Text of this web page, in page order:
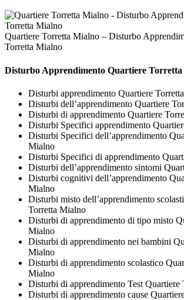
Quartiere Torretta Mialno – Disturbo
Torretta Mialno
Disturbo Apprendimento Quartiere
Disturbi apprendimento Quartiere
Disturbi dell’apprendimento Quartiere
Disturbi di apprendimento Quartiere
Disturbi Specifici apprendimento
Disturbi Specifici dell’apprendimento
Mialno
Disturbi Specifici di apprendimento
Disturbi dell’apprendimento sintomi
Disturbi cognitivi dell’apprendimento
Mialno
Disturbi misto dell’apprendimento
Torretta Mialno
Disturbi di apprendimento di tipo misto
Mialno
Disturbi di apprendimento nei bambini
Mialno
Disturbi di apprendimento scolastico
Mialno
Disturbi di apprendimento Test Quartiere
Disturbi di apprendimento cause